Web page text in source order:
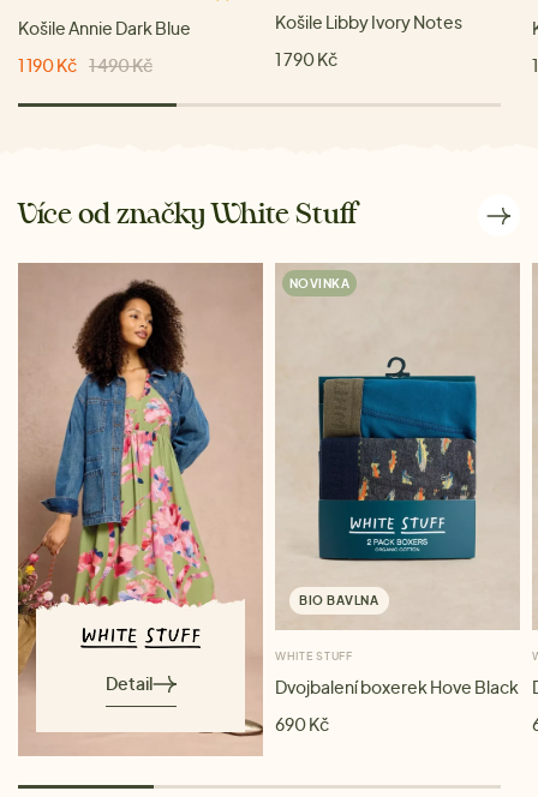
Košile Annie Dark Blue
1 190 Kč 1 490 Kč
Košile Libby Ivory Notes
1 790 Kč
Více od značky White Stuff
Detail
NOVINKA
BIO BAVLNA
WHITE STUFF
Dvojbalení boxerek Hove Black
690 Kč